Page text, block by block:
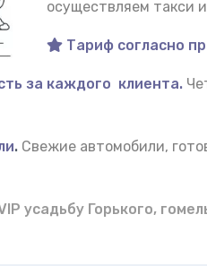
осуществляем такси
Тариф согласно
за каждого клиента.
. Свежие автомобили,
усадьбу Горького,